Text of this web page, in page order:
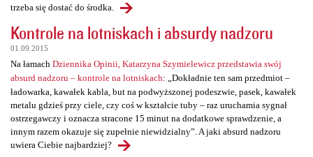
trzeba się dostać do środka.
Kontrole na lotniskach i absurdy nadzoru
01.09.2015
Na łamach Dziennika Opinii, Katarzyna Szymielewicz przedstawia swój
absurd nadzoru – kontrole na lotniskach: „Dokładnie ten sam przedmiot –
ładowarka, kawałek kabla, but na podwyższonej podeszwie, pasek, kawałek
metalu gdzieś przy ciele, czy coś w kształcie tuby – raz uruchamia sygnał
ostrzegawczy i oznacza stracone 15 minut na dodatkowe sprawdzenie, a
innym razem okazuje się zupełnie niewidzialny”. A jaki absurd nadzoru
uwiera Ciebie najbardziej?